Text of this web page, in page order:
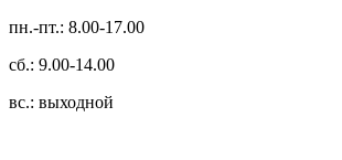
пн.-пт.: 8.00-17.00
сб.: 9.00-14.00
вс.: выходной